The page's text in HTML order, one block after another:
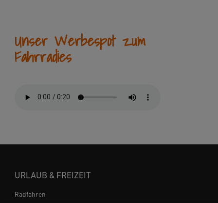
Unser Werbespot zum
Fahrradies
URLAUB & FREIZEIT
Radfahren